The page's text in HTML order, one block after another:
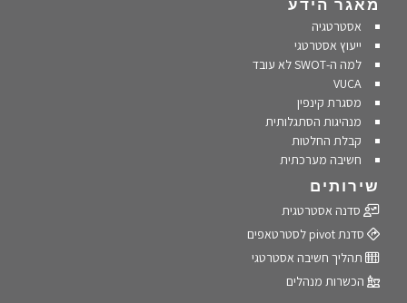
מאגר הידע
אסטרטגיה
ייעוץ אסטרטגי
למה ה-SWOT לא עובד
VUCA
מסגרת קינפין
מנהיגות הסתגלותית
קבלת החלטות
חשיבה מערכתית
שירותים
סדנה אסטרטגית
סדנת pivot לסטרטאפים
תהליך חשיבה אסטרטגי
הכשרות מנהלים